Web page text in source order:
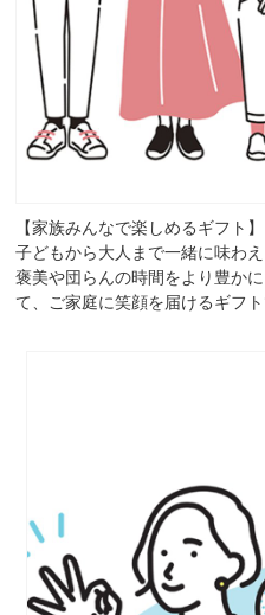
【家族みんなで楽しめるギフト】
子どもから大人まで一緒に味わ
褒美や団らんの時間をより豊か
て、ご家庭に笑顔を届けるギフト